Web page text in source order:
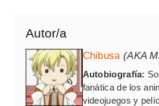
Autor/a
Chibusa (AKA
Autobiografía:
fanática de los
videojuegos y